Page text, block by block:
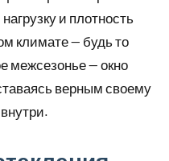
и плотность
климате — будь то
межсезонье — окно
верным своему